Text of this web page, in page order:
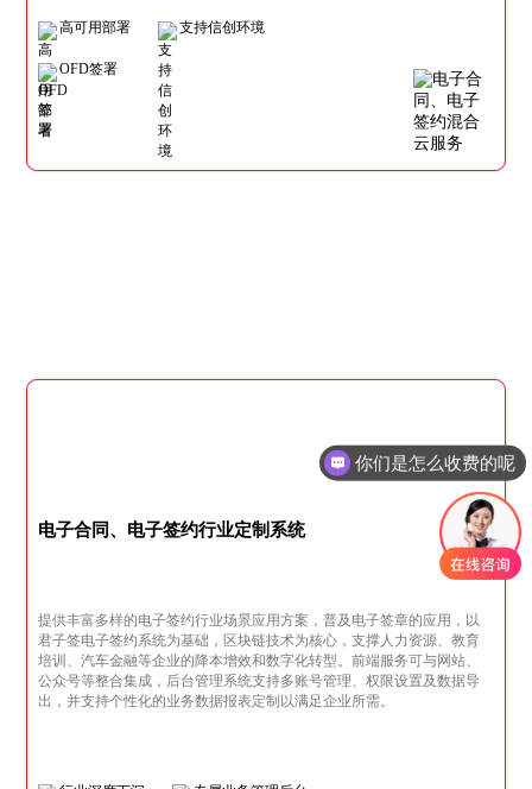
高可用部署 支持信创环境
OFD签署
电子合同、电子签约行业定制系统
提供丰富多样的电子签约行业场景应用方案，普及电子签章的应用，以
君子签电子签约系统为基础，区块链技术为核心，支撑人力资源、教育
培训、汽车金融等企业的降本增效和数字化转型。前端服务可与网站、
公众号等整合集成，后台管理系统支持多账号管理、权限设置及数据导
出，并支持个性化的业务数据报表定制以满足企业所需。
现在有优惠活动吗